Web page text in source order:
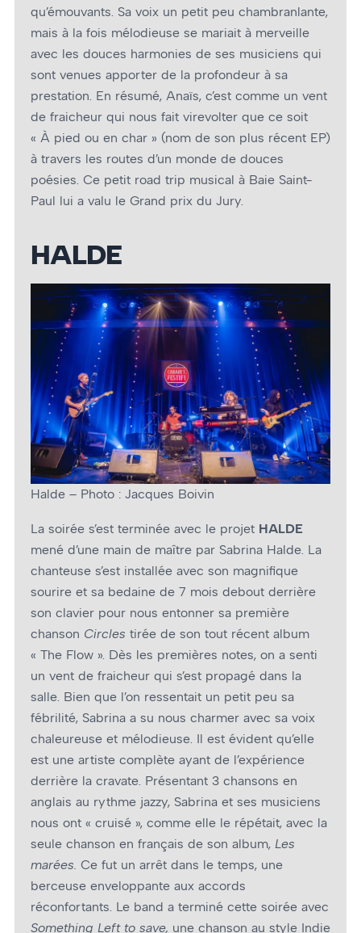
qu’émouvants. Sa voix un petit peu chambranlante,
mais à la fois mélodieuse se mariait à merveille
avec les douces harmonies de ses musiciens qui
sont venues apporter de la profondeur à sa
prestation. En résumé, Anaïs, c’est comme un vent
de fraicheur qui nous fait virevolter que ce soit
« À pied ou en char » (nom de son plus récent EP)
à travers les routes d’un monde de douces
poésies. Ce petit road trip musical à Baie Saint-
Paul lui a valu le Grand prix du Jury.
HALDE
Halde – Photo : Jacques Boivin
La soirée s’est terminée avec le projet HALDE
mené d’une main de maître par Sabrina Halde. La
chanteuse s’est installée avec son magnifique
sourire et sa bedaine de 7 mois debout derrière
son clavier pour nous entonner sa première
chanson Circles tirée de son tout récent album
« The Flow ». Dès les premières notes, on a senti
un vent de fraicheur qui s’est propagé dans la
salle. Bien que l’on ressentait un petit peu sa
fébrilité, Sabrina a su nous charmer avec sa voix
chaleureuse et mélodieuse. Il est évident qu’elle
est une artiste complète ayant de l’expérience
derrière la cravate. Présentant 3 chansons en
anglais au rythme jazzy, Sabrina et ses musiciens
nous ont « cruisé », comme elle le répétait, avec la
seule chanson en français de son album, Les
marées. Ce fut un arrêt dans le temps, une
berceuse enveloppante aux accords
réconfortants. Le band a terminé cette soirée avec
Something Left to save, une chanson au style Indie